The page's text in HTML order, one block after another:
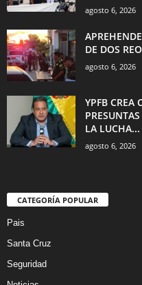
agosto 6, 2026
DE DOS
agosto 6, 2026
YPFB CREA
LA LUCHA...
agosto 6, 2026
CATEGORÍA POPULAR
Pais
Santa Cruz
Seguridad